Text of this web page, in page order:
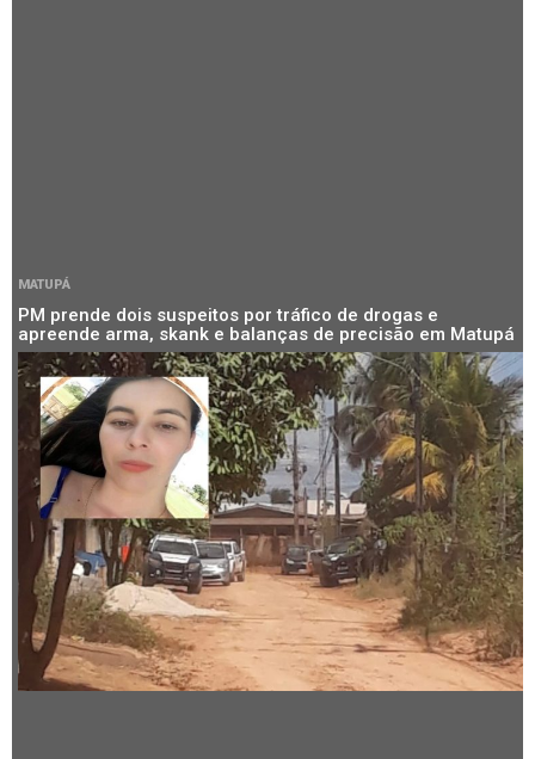
MATUPÁ
PM prende dois suspeitos por tráfico de drogas e
apreende arma, skank e balanças de precisão em Matupá